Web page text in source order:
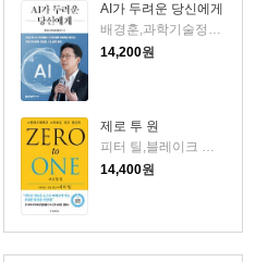
AI가 두려운 당신에게
배경훈,과학기술정보통신부 저
14,200원
제로 투 원
피터 틸,블레이크 매스터스 공저/이지연 역
14,400원